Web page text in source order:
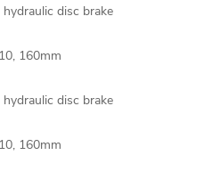
disc brake
160mm
disc brake
160mm